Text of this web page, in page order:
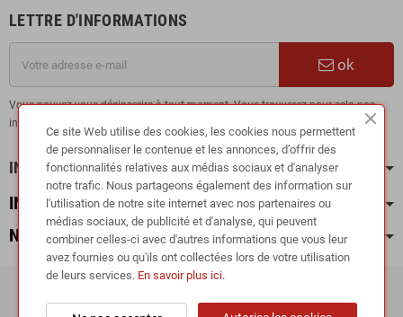
LETTRE D'INFORMATIONS
ok
Vous pouvez vous désinscrire à tout moment. Vous trouverez pour cela nos
informations de contact dans les conditions d'utilisation du site.
INFORMATION
INFOS PRATIQUES
NOS CATÉGORIES
Ce site Web utilise des cookies, les cookies nous permettent
de personnaliser le contenue et les annonces, d’offrir des
fonctionnalités relatives aux médias sociaux et d'analyser
notre trafic. Nous partageons également des information sur
l'utilisation de notre site internet avec nos partenaires ou
médias sociaux, de publicité et d'analyse, qui peuvent
combiner celles-ci avec d'autres informations que vous leur
avez fournies ou qu'ils ont collectées lors de votre utilisation
de leurs services. En savoir plus ici.